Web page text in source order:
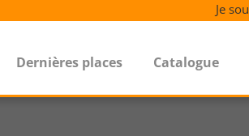
Je
Dernières places Catalogue